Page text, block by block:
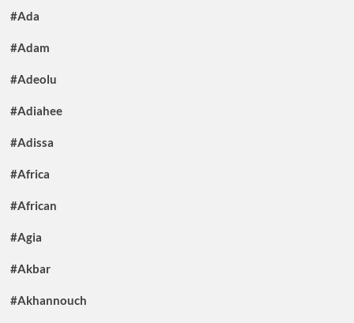
#Ada
#Adam
#Adeolu
#Adiahee
#Adissa
#Africa
#African
#Agia
#Akbar
#Akhannouch